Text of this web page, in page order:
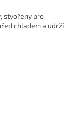
stvořeny pro
chladem a udrží